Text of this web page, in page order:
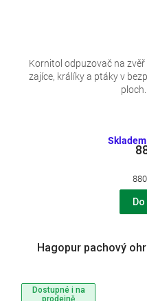
880
Kornitol odpuzovač na zvěř
zajíce, králíky a ptáky v
ploch.
Dostupné i na
prodejně
Hagopur pachový